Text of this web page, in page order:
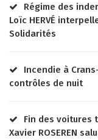
Régime des
Loïc HERVÉ
Solidarités
Incendie à
contrôles de nuit
Fin des voitures
Xavier ROSEREN